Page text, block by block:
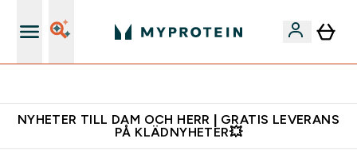
NYHETER TILL DAM OCH HERR | GRATIS LEVERANS
PÅ KLÄDNYHETER💥